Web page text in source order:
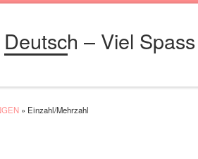
Deutsch – Viel Spass
» Einzahl/Mehrzahl